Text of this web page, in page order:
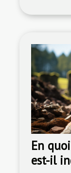
En
est-il